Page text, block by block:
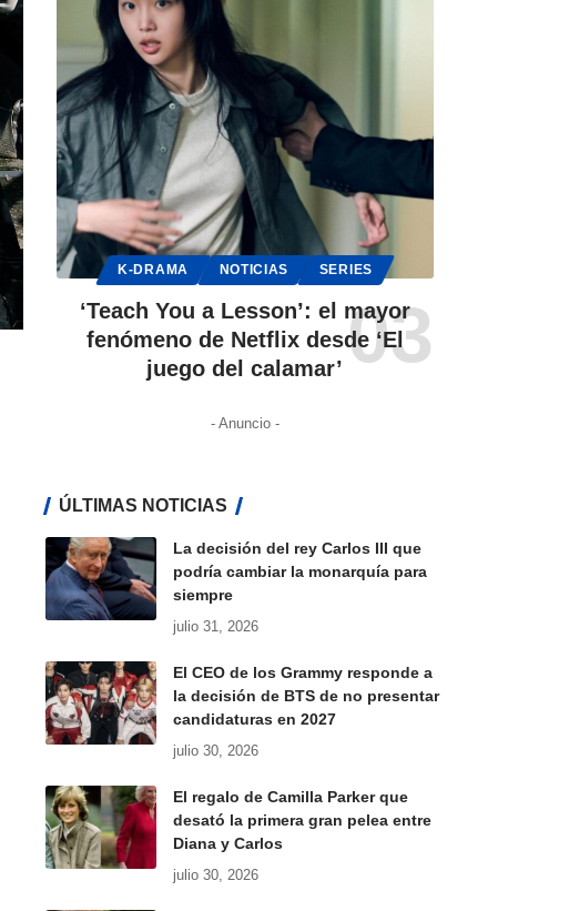
K-DRAMA NOTICIAS SERIES
‘Teach You a Lesson’: el mayor
fenómeno de Netflix desde ‘El
juego del calamar’
- Anuncio -
ÚLTIMAS NOTICIAS
La decisión del rey Carlos III que
podría cambiar la monarquía para
siempre
julio 31, 2026
El CEO de los Grammy responde a
la decisión de BTS de no presentar
candidaturas en 2027
julio 30, 2026
El regalo de Camilla Parker que
desató la primera gran pelea entre
Diana y Carlos
julio 30, 2026